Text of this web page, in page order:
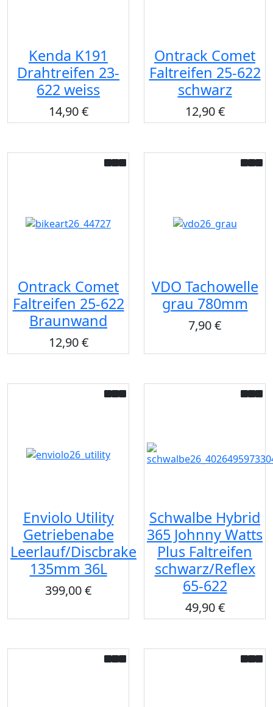
Kenda K191
Drahtreifen 23-
622 weiss
14,90 €
Ontrack Comet
Faltreifen 25-622
schwarz
12,90 €
Ontrack Comet
Faltreifen 25-622
Braunwand
12,90 €
VDO Tachowelle
grau 780mm
7,90 €
Enviolo Utility
Getriebenabe
Leerlauf/Discbrake
135mm 36L
399,00 €
Schwalbe Hybrid
365 Johnny Watts
Plus Faltreifen
schwarz/Reflex
65-622
49,90 €